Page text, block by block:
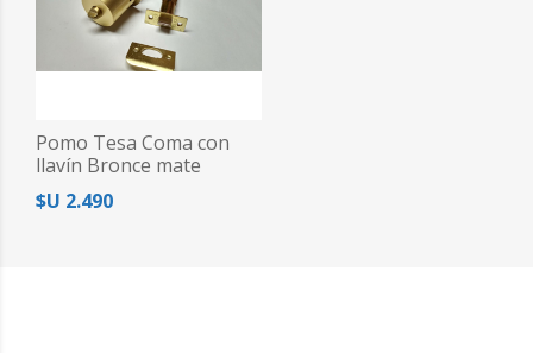
Pomo Tesa Coma con
llavín Bronce mate
$U 2.490